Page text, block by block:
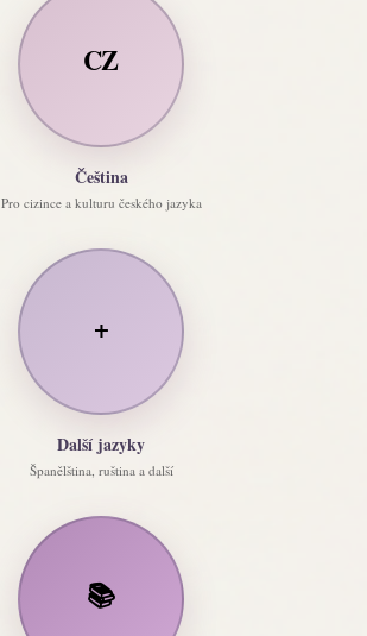
CZ
Čeština
Pro cizince a kulturu českého jazyka
+
Další jazyky
Španělština, ruština a další
📚